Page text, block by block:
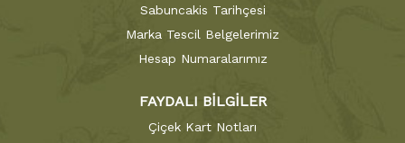
Sabuncakis Tarihçesi
Marka Tescil Belgelerimiz
Hesap Numaralarımız
FAYDALI BİLGİLER
Çiçek Kart Notları